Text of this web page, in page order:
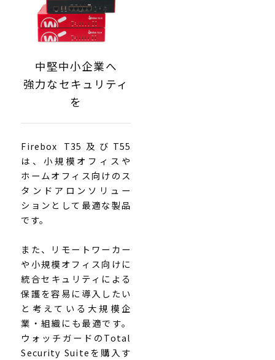
中堅中小企業へ
強力なセキュリティ
を
Firebox T35及びT55
は、小規模オフィスや
ホームオフィス向けのス
タンドアロンソリュー
ションとして最適な製品
です。
また、リモートワーカー
や小規模オフィス向けに
統合セキュリティによる
保護を容易に導入したい
と考えている大規模企
業・組織にも最適です。
ウォッチガードのTotal
Security Suiteを購入す